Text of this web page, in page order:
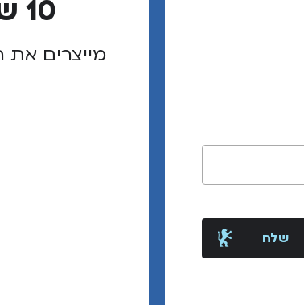
10 שנים של מנהיגי שוליך
מייצרים את